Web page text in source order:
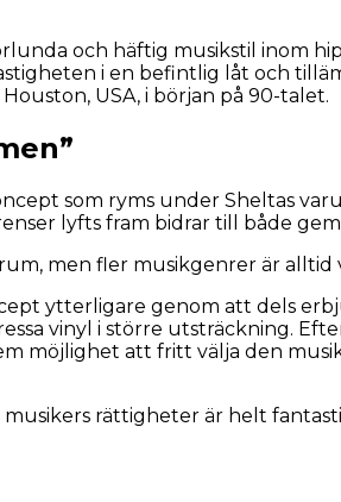
och häftig musikstil inom
i en befintlig låt och
USA, i början på 90-talet.
som ryms under Sheltas
lyfts fram bidrar till både
men fler musikgenrer är alltid
ytterligare genom att dels
vinyl i större utsträckning.
möjlighet att fritt välja den
musikers rättigheter är helt